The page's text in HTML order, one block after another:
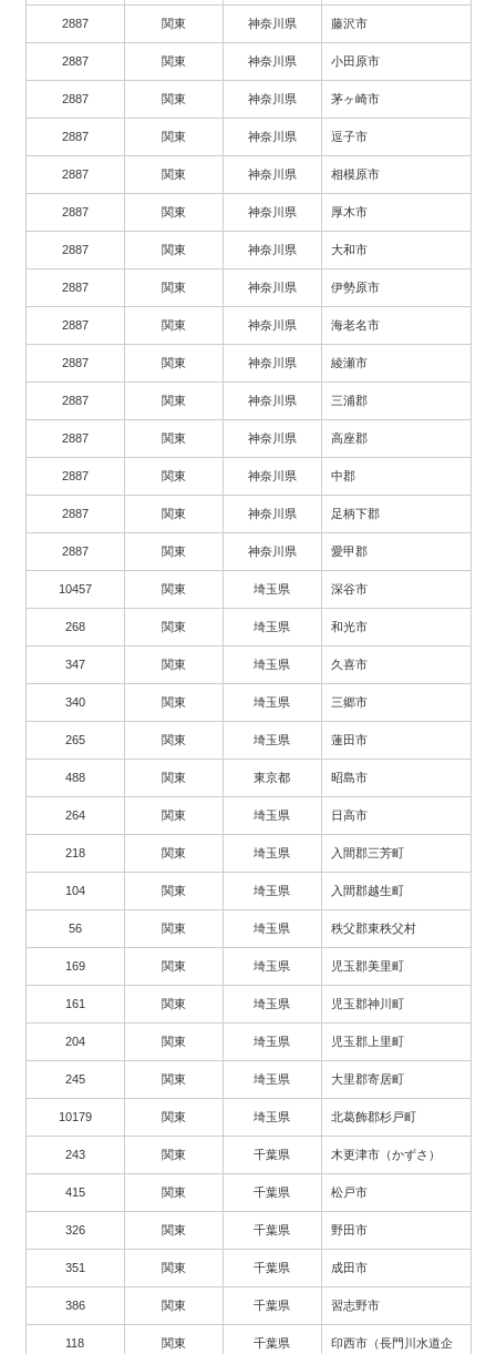
2887 関東 神奈川県 藤沢市
2887 関東 神奈川県 小田原市
2887 関東 神奈川県 茅ヶ崎市
2887 関東 神奈川県 逗子市
2887 関東 神奈川県 相模原市
2887 関東 神奈川県 厚木市
2887 関東 神奈川県 大和市
2887 関東 神奈川県 伊勢原市
2887 関東 神奈川県 海老名市
2887 関東 神奈川県 綾瀬市
2887 関東 神奈川県 三浦郡
2887 関東 神奈川県 高座郡
2887 関東 神奈川県 中郡
2887 関東 神奈川県 足柄下郡
2887 関東 神奈川県 愛甲郡
10457 関東 埼玉県 深谷市
268 関東 埼玉県 和光市
347 関東 埼玉県 久喜市
340 関東 埼玉県 三郷市
265 関東 埼玉県 蓮田市
488 関東 東京都 昭島市
264 関東 埼玉県 日高市
218 関東 埼玉県 入間郡三芳町
104 関東 埼玉県 入間郡越生町
56 関東 埼玉県 秩父郡東秩父村
169 関東 埼玉県 児玉郡美里町
161 関東 埼玉県 児玉郡神川町
204 関東 埼玉県 児玉郡上里町
245 関東 埼玉県 大里郡寄居町
10179 関東 埼玉県 北葛飾郡杉戸町
243 関東 千葉県 木更津市（かずさ）
415 関東 千葉県 松戸市
326 関東 千葉県 野田市
351 関東 千葉県 成田市
386 関東 千葉県 習志野市
118 関東 千葉県
印西市（長門川水道企